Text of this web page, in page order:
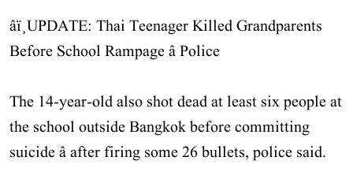
âï¸UPDATE: Thai Teenager Killed Grandparents
Before School Rampage â Police
The 14-year-old also shot dead at least six people at
the school outside Bangkok before committing
suicide â after firing some 26 bullets, police said.